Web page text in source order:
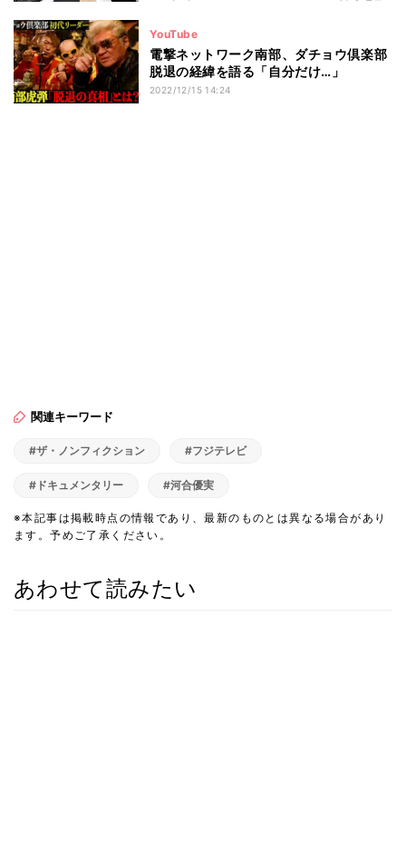
YouTube
電撃ネットワーク南部、ダチョウ倶楽部
脱退の経緯を語る「自分だけ…」
2022/12/15 14:24
関連キーワード
#ザ・ノンフィクション #フジテレビ
#ドキュメンタリー #河合優実
※本記事は掲載時点の情報であり、最新のものとは異なる場合があり
ます。予めご了承ください。
あわせて読みたい